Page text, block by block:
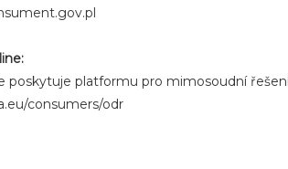
poskytuje platformu pro mimosoudní
consumers/odr